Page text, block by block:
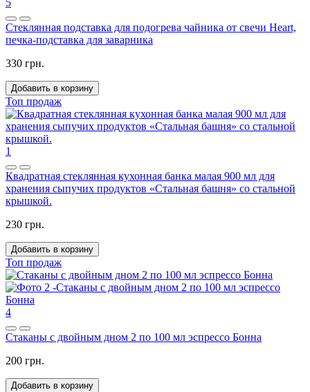
5
Стеклянная подставка для подогрева чайника от свечи Heart,
печка-подставка для заварника
330 грн.
Добавить в корзину
Топ продаж
1
Квадратная стеклянная кухонная банка малая 900 мл для
хранения сыпучих продуктов «Стальная башня» со стальной
крышкой.
230 грн.
Добавить в корзину
Топ продаж
4
Стаканы с двойным дном 2 по 100 мл эспрессо Бонна
200 грн.
Добавить в корзину